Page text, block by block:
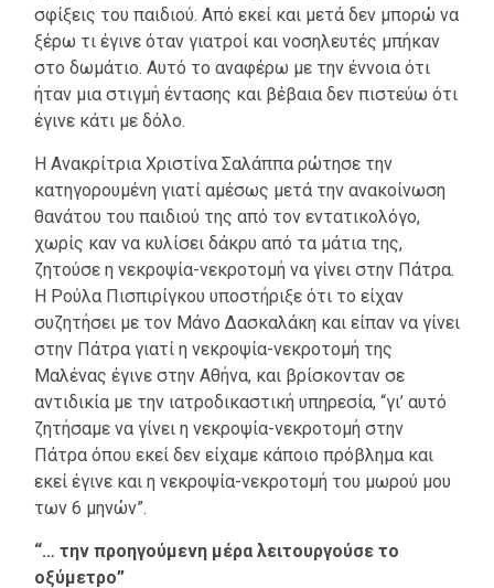
σφίξεις του παιδιού. Από εκεί και μετά δεν μπορώ να
ξέρω τι έγινε όταν γιατροί και νοσηλευτές μπήκαν
στο δωμάτιο. Αυτό το αναφέρω με την έννοια ότι
ήταν μια στιγμή έντασης και βέβαια δεν πιστεύω ότι
έγινε κάτι με δόλο.
Η Ανακρίτρια Χριστίνα Σαλάππα ρώτησε την
κατηγορουμένη γιατί αμέσως μετά την ανακοίνωση
θανάτου του παιδιού της από τον εντατικολόγο,
χωρίς καν να κυλίσει δάκρυ από τα μάτια της,
ζητούσε η νεκροψία-νεκροτομή να γίνει στην Πάτρα.
Η Ρούλα Πισπιρίγκου υποστήριξε ότι το είχαν
συζητήσει με τον Μάνο Δασκαλάκη και είπαν να γίνει
στην Πάτρα γιατί η νεκροψία-νεκροτομή της
Μαλένας έγινε στην Αθήνα, και βρίσκονταν σε
αντιδικία με την ιατροδικαστική υπηρεσία, “γι’ αυτό
ζητήσαμε να γίνει η νεκροψία-νεκροτομή στην
Πάτρα όπου εκεί δεν είχαμε κάποιο πρόβλημα και
εκεί έγινε και η νεκροψία-νεκροτομή του μωρού μου
των 6 μηνών”.
“… την προηγούμενη μέρα λειτουργούσε το
οξύμετρο”